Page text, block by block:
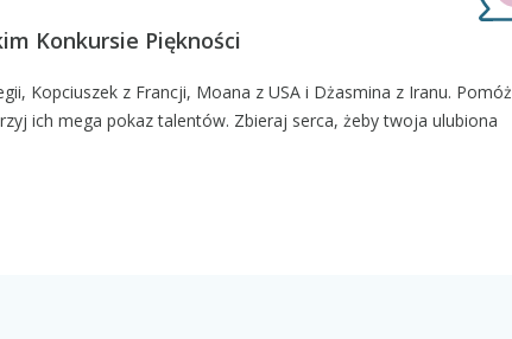
Konkursie Piękności
Kopciuszek z Francji, Moana z USA i Dżasmina z Iranu. Pomóż
ich mega pokaz talentów. Zbieraj serca, żeby twoja ulubiona